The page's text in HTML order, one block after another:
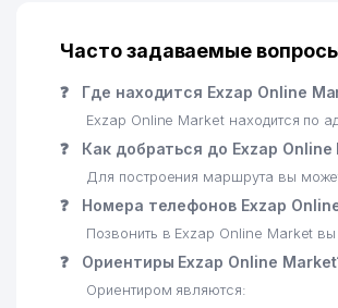
Часто задаваемые
❓ Где находится Exzap Online
Exzap Online Market находится по
❓ Как добраться до Exzap Online
Для построения маршрута вы
❓ Номера телефонов Exzap
Позвонить в Exzap Online Market
❓ Ориентиры Exzap Online
Ориентиром являются: